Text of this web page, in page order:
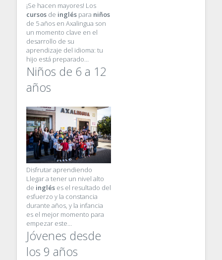
¡Se hacen mayores! Los
cursos de inglés para niños
de 5 años en Axalingua son
un momento clave en el
desarrollo de su
aprendizaje del idioma: tu
hijo está preparado…
Niños de 6 a 12
años
Disfrutar aprendiendo
Llegar a tener un nivel alto
de inglés es el resultado del
esfuerzo y la constancia
durante años, y la infancia
es el mejor momento para
empezar este…
Jóvenes desde
los 9 años